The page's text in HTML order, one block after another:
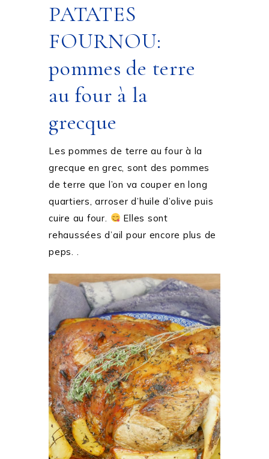
PATATES
FOURNOU:
pommes de terre
au four à la
grecque
Les pommes de terre au four à la
grecque en grec, sont des pommes
de terre que l’on va couper en long
quartiers, arroser d’huile d’olive puis
cuire au four.
Elles sont
rehaussées d’ail pour encore plus de
peps. .